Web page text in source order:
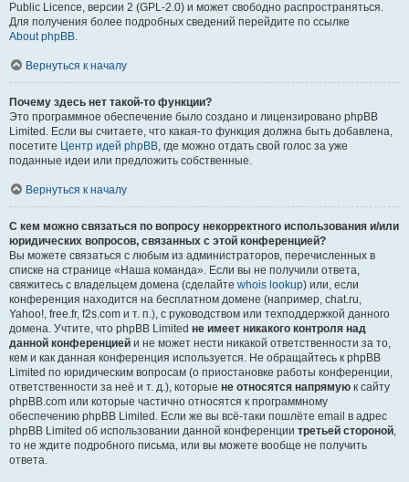
Public Licence, версии 2 (GPL-2.0) и может свободно распространяться.
Для получения более подробных сведений перейдите по ссылке
About phpBB.
Вернуться к началу
Почему здесь нет такой-то функции?
Это программное обеспечение было создано и лицензировано phpBB
Limited. Если вы считаете, что какая-то функция должна быть добавлена,
посетите Центр идей phpBB, где можно отдать свой голос за уже
поданные идеи или предложить собственные.
Вернуться к началу
С кем можно связаться по вопросу некорректного использования и/или
юридических вопросов, связанных с этой конференцией?
Вы можете связаться с любым из администраторов, перечисленных в
списке на странице «Наша команда». Если вы не получили ответа,
свяжитесь с владельцем домена (сделайте whois lookup) или, если
конференция находится на бесплатном домене (например, chat.ru,
Yahoo!, free.fr, f2s.com и т. п.), с руководством или техподдержкой данного
домена. Учтите, что phpBB Limited не имеет никакого контроля над
данной конференцией и не может нести никакой ответственности за то,
кем и как данная конференция используется. Не обращайтесь к phpBB
Limited по юридическим вопросам (о приостановке работы конференции,
ответственности за неё и т. д.), которые не относятся напрямую к сайту
phpBB.com или которые частично относятся к программному
обеспечению phpBB Limited. Если же вы всё-таки пошлёте email в адрес
phpBB Limited об использовании данной конференции третьей стороной,
то не ждите подробного письма, или вы можете вообще не получить
ответа.